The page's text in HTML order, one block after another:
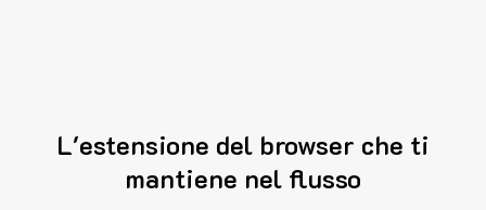
L'estensione del browser che ti
mantiene nel flusso